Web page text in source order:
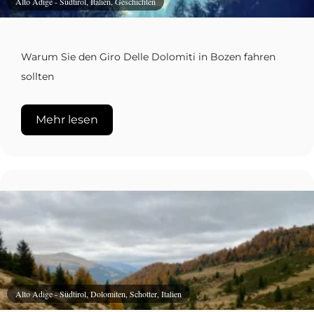
Warum Sie den Giro Delle Dolomiti in Bozen fahren
sollten
Mehr lesen
Alto Adige - Südtirol, Dolomiten, Schotter, Italien